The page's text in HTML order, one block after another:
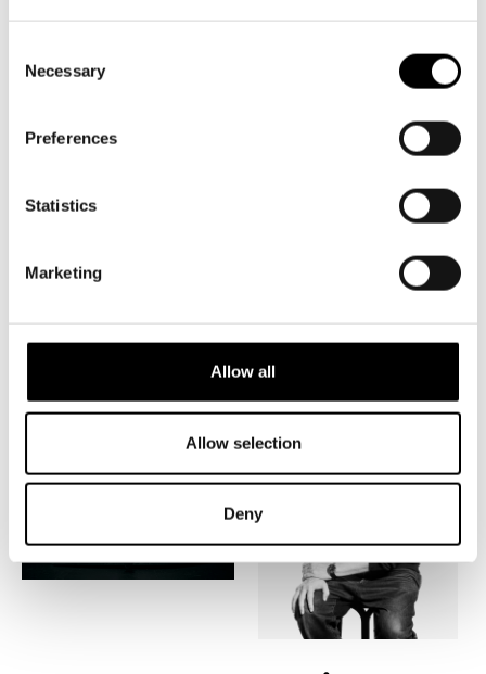
Selection
Necessary
Preferences
Statistics
Marketing
Allow all
Allow selection
Deny